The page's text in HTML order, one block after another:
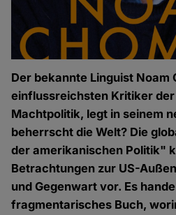
Der bekannte Linguist Noam
einflussreichsten Kritiker
Machtpolitik, legt in seinem
beherrscht die Welt? Die
der amerikanischen Politik"
Betrachtungen zur US-
und Gegenwart vor. Es
fragmentarisches Buch,